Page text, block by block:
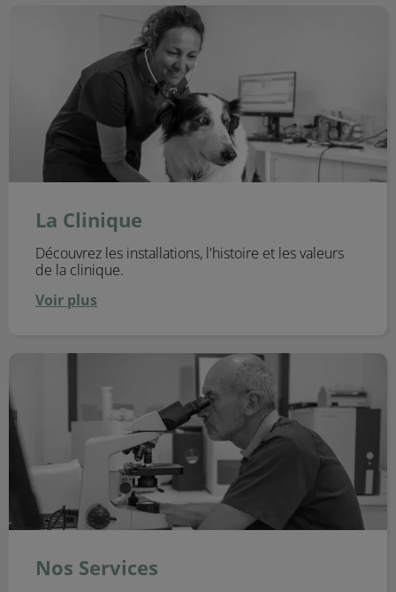
La Clinique
Découvrez les installations, l'histoire et les valeurs
de la clinique.
Voir plus
Nos Services